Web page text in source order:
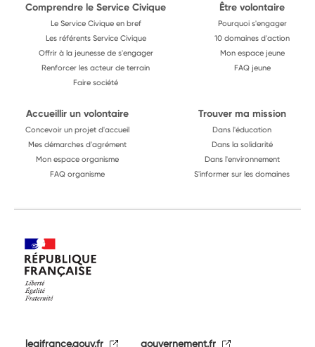
Comprendre le Service Civique
Le Service Civique en bref
Les référents Service Civique
Offrir à la jeunesse de s'engager
Renforcer les acteur de terrain
Faire société
Être volontaire
Pourquoi s'engager
10 domaines d'action
Mon espace jeune
FAQ jeune
Accueillir un volontaire
Concevoir un projet d'accueil
Mes démarches d'agrément
Mon espace organisme
FAQ organisme
Trouver ma mission
Dans l'éducation
Dans la solidarité
Dans l'environnement
S'informer sur les domaines
legifrance.gouv.fr gouvernement.fr